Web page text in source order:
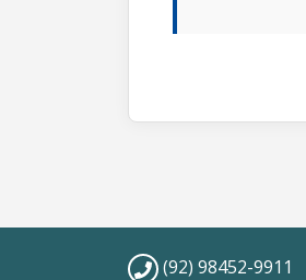
(92) 98452-9911